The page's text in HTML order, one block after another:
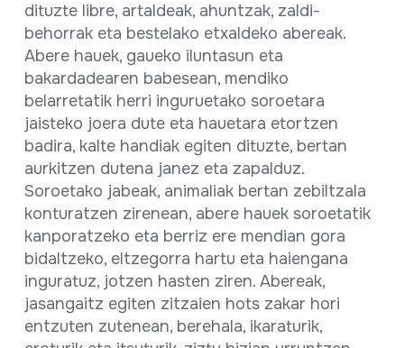
dituzte libre, artaldeak, ahuntzak, zaldi-
behorrak eta bestelako etxaldeko abereak.
Abere hauek, gaueko iluntasun eta
bakardadearen babesean, mendiko
belarretatik herri inguruetako soroetara
jaisteko joera dute eta hauetara etortzen
badira, kalte handiak egiten dituzte, bertan
aurkitzen dutena janez eta zapalduz.
Soroetako jabeak, animaliak bertan zebiltzala
konturatzen zirenean, abere hauek soroetatik
kanporatzeko eta berriz ere mendian gora
bidaltzeko, eltzegorra hartu eta haiengana
inguratuz, jotzen hasten ziren. Abereak,
jasangaitz egiten zitzaien hots zakar hori
entzuten zutenean, berehala, ikaraturik,